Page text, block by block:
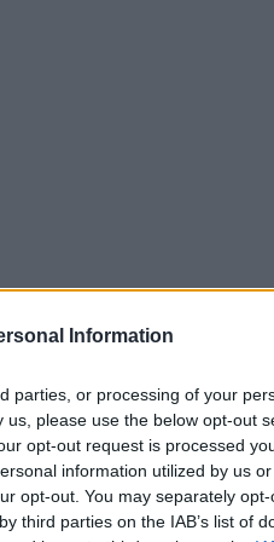
Information
parties, or processing of your
please use the below opt-out
opt-out request is processed
information utilized by us
opt-out. You may separately
third parties on the IAB’s list of
rejtegetett.
Aztán megismertem
tervek.